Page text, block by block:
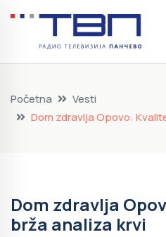
Početna
Vesti
Dom zdravlja Opovo:
Dom zdravlja
brža analiza krvi